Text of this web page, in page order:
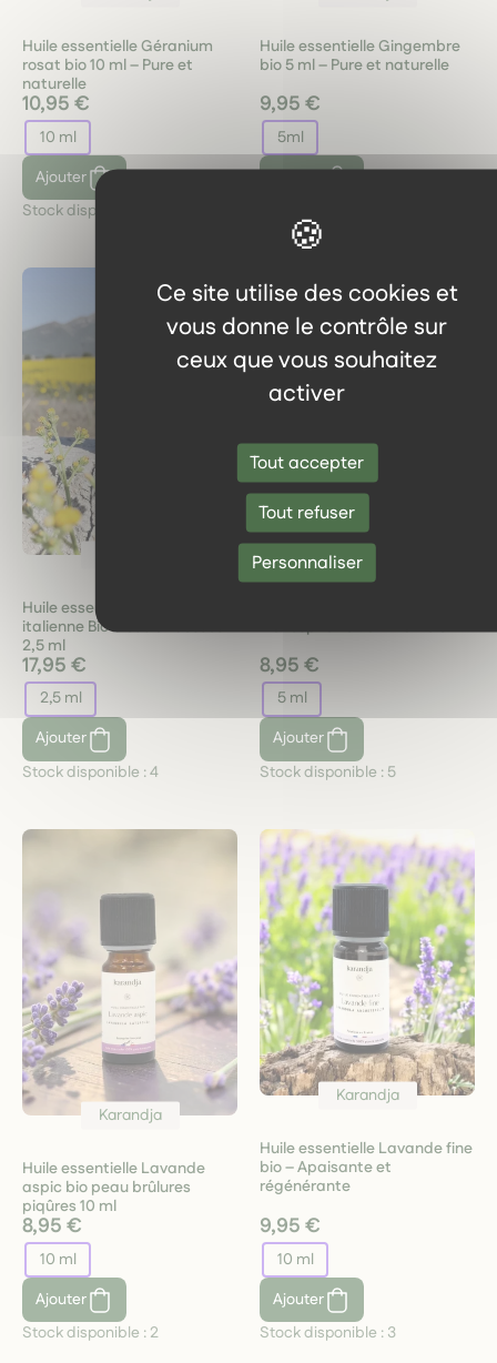
Ce site utilise des cookies et
vous donne le contrôle sur
ceux que vous souhaitez
activer
Tout accepter
Tout refuser
Personnaliser
Huile essentielle Géranium
rosat bio 10 ml – Pure et
naturelle
10,95 €
10 ml
Ajouter
Stock disponible :
Huile essentielle Gingembre
bio 5 ml – Pure et naturelle
9,95 €
5ml
Ajouter
Huile essentielle Hélichryse
italienne Bio bleus et bosses
2,5 ml
17,95 €
2,5 ml
Ajouter
Stock disponible :4
Karandja
Bio respiration et vitalité 5 ml
8,95 €
5 ml
Ajouter
Stock disponible : 5
Karandja
Huile essentielle Lavande
aspic bio peau brûlures
piqûres 10 ml
8,95 €
10 ml
Ajouter
Stock disponible : 2
Karandja
Huile essentielle Lavande fine
bio – Apaisante et
régénérante
9,95 €
10 ml
Ajouter
Stock disponible : 3